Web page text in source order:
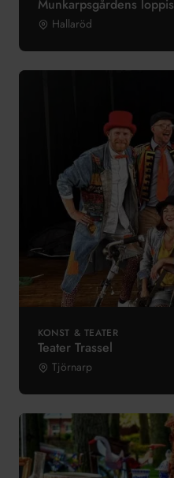
Munkarpsgårdens loppis
Hallaröd
KONST & TEATER
Teater Trassel
Tjörnarp